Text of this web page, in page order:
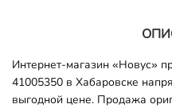
Интернет-магазин «Новус»
41005350 в Хабаровске
выгодной цене. Продажа